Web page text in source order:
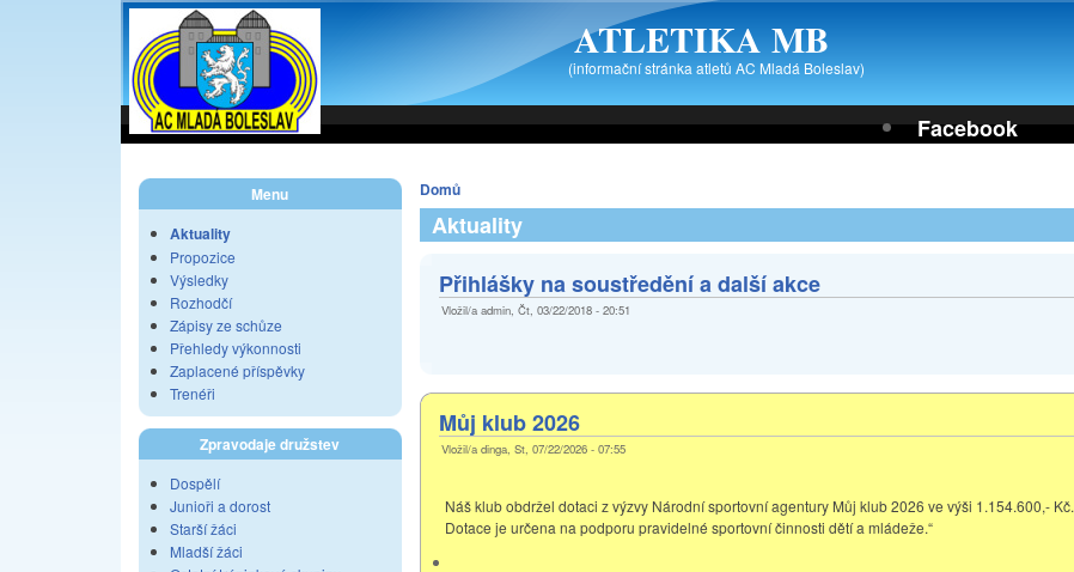
ATLETIKA MB
(informační stránka atletů AC Mladá Boleslav)
Facebook
Menu
Aktuality
Propozice
Výsledky
Rozhodčí
Zápisy ze schůze
Přehledy výkonnosti
Zaplacené příspěvky
Trenéři
Zpravodaje družstev
Dospělí
Junioři a dorost
Starší žáci
Mladší žáci
Domů
Aktuality
Přihlášky na soustředění a další akce
Vložil/a admin, Čt, 03/22/2018 - 20:51
Můj klub 2026
Vložil/a dinga, St, 07/22/2026 - 07:55
Náš klub obdržel dotaci z výzvy Národní sportovní agentury Můj klub 2026 ve výši 1.154.600,- Kč.
Dotace je určena na podporu pravidelné sportovní činnosti dětí a mládeže.“